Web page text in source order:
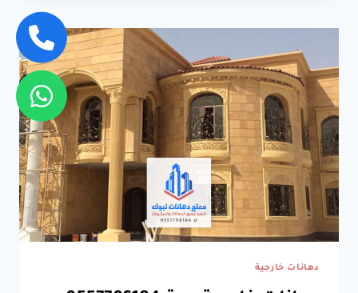
ت:
معلم
دهانات
داخلية
وخارجية
–
محلات
بويات
في
جدة
دهانات خارجية